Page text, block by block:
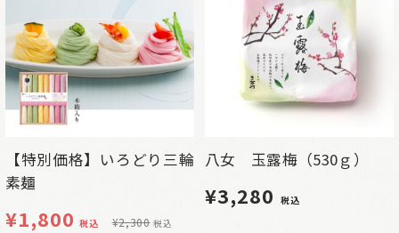
【特別価格】いろどり三輪
素麺
¥1,800 税込 ¥2,300 税込
八女 玉露梅（530ｇ）
¥3,280 税込